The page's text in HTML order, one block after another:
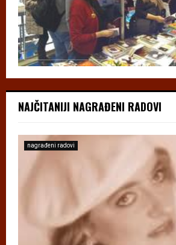
NAJČITANIJI NAGRAĐENI RADOVI
nagrađeni radovi